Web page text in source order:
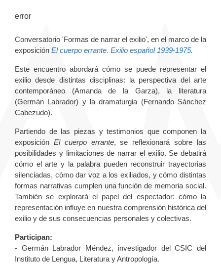
error
Conversatorio 'Formas de narrar el exilio', en el marco de la
exposición El cuerpo errante. Exilio español 1939-1975.
Este encuentro abordará cómo se puede representar el
exilio desde distintas disciplinas: la perspectiva del arte
contemporáneo (Amanda de la Garza), la literatura
(Germán Labrador) y la dramaturgia (Fernando Sánchez
Cabezudo).
Partiendo de las piezas y testimonios que componen la
exposición El cuerpo errante, se reflexionará sobre las
posibilidades y limitaciones de narrar el exilio. Se debatirá
cómo el arte y la palabra pueden reconstruir trayectorias
silenciadas, cómo dar voz a los exiliados, y cómo distintas
formas narrativas cumplen una función de memoria social.
También se explorará el papel del espectador: cómo la
representación influye en nuestra comprensión histórica del
exilio y de sus consecuencias personales y colectivas.
Participan:
- Germán Labrador Méndez, investigador del CSIC del
Instituto de Lengua, Literatura y Antropología.